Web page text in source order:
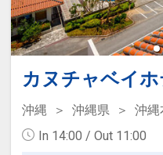
※旅行代金に含ま
ここがポイント！
●全室Wi-Fi・洗濯
ポット完備で長期
●名護市役所・市
ポット完備で長
●名護市役所・市
名護市街地に立地
●客室フロアへ乾
燥機を設置致しま
カヌチャベイ
沖縄 沖縄県 沖縄
In 14:00 / Out 11:00